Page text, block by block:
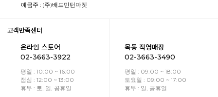
예금주 : (주)배드민턴마켓
고객만족센터
온라인 스토어
02-3663-3922
평일 : 10:00 ~ 16:00
점심 : 12:00 ~ 13:00
휴무 : 토, 일, 공휴일
목동 직영매장
02-3663-3490
평일 : 09:00 ~ 18:00
토요일 : 09:00 ~ 17:00
휴무 : 일, 공휴일